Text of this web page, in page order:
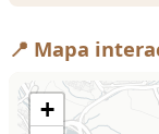
📍 Mapa